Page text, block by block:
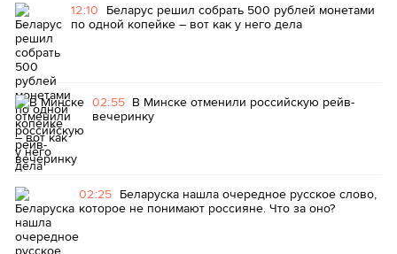
12:10 Беларус решил собрать 500 рублей монетами
по одной копейке – вот как у него дела
02:55 В Минске отменили российскую рейв-
вечеринку
02:25 Беларуска нашла очередное русское слово,
которое не понимают россияне. Что за оно?